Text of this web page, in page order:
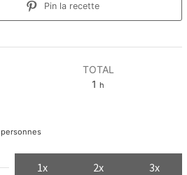
Pin la recette
TOTAL
1 heure
h
personnes
1x 2x 3x